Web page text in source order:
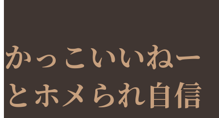
かっこいいねー
とホメられ自信